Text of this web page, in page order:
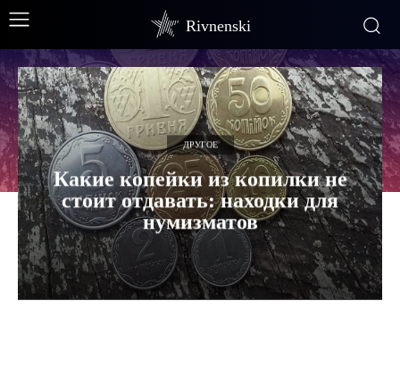
Rivnenski
ДРУГОЕ
Какие копейки из копилки не
стоит отдавать: находки для
нумизматов